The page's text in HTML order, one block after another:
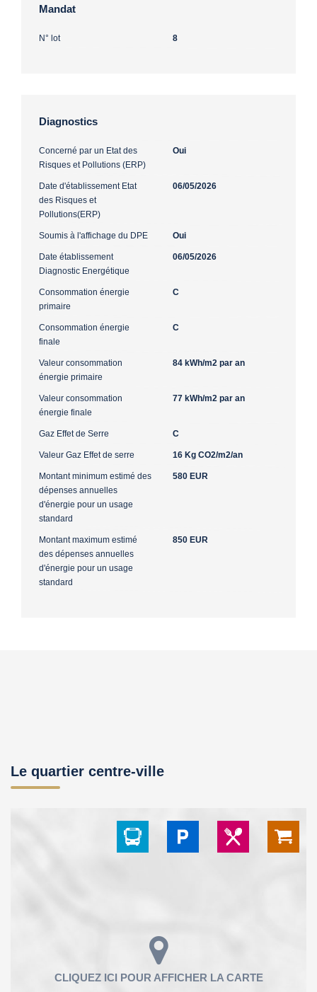
Mandat
N° lot 8
Diagnostics
Concerné par un Etat des
Risques et Pollutions (ERP)
Oui
Date d'établissement Etat
des Risques et
Pollutions(ERP)
06/05/2026
Soumis à l'affichage du DPE Oui
Date établissement
Diagnostic Energétique
06/05/2026
Consommation énergie
primaire
C
Consommation énergie
finale
C
Valeur consommation
énergie primaire
84 kWh/m2 par an
Valeur consommation
énergie finale
77 kWh/m2 par an
Gaz Effet de Serre C
Valeur Gaz Effet de serre 16 Kg CO2/m2/an
Montant minimum estimé des
dépenses annuelles
d'énergie pour un usage
standard
580 EUR
Montant maximum estimé
des dépenses annuelles
d'énergie pour un usage
standard
850 EUR
Le quartier centre-ville